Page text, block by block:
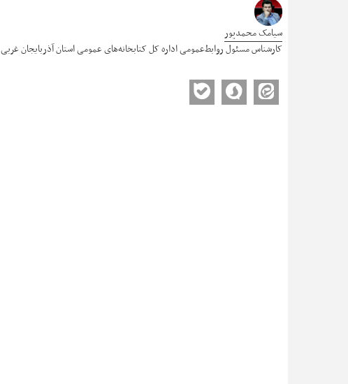
سیامک محمدپور
کارشناس مسئول روابط‌عمومی اداره کل کتابخانه‌های عمومی استان آذربایجان غربی